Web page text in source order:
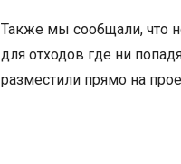
Также мы сообщали, что
для отходов где ни
разместили прямо на